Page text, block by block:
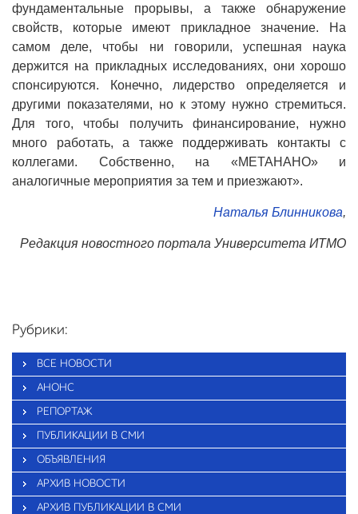
фундаментальные прорывы, а также обнаружение
свойств, которые имеют прикладное значение. На
самом деле, чтобы ни говорили, успешная наука
держится на прикладных исследованиях, они хорошо
спонсируются. Конечно, лидерство определяется и
другими показателями, но к этому нужно стремиться.
Для того, чтобы получить финансирование, нужно
много работать, а также поддерживать контакты с
коллегами. Собственно, на «МЕТАНАНО» и
аналогичные мероприятия за тем и приезжают».
Наталья Блинникова,
Редакция новостного портала Университета ИТМО
Рубрики:
ВСЕ НОВОСТИ
АНОНС
РЕПОРТАЖ
ПУБЛИКАЦИИ В СМИ
ОБЪЯВЛЕНИЯ
АРХИВ НОВОСТИ
АРХИВ ПУБЛИКАЦИИ В СМИ